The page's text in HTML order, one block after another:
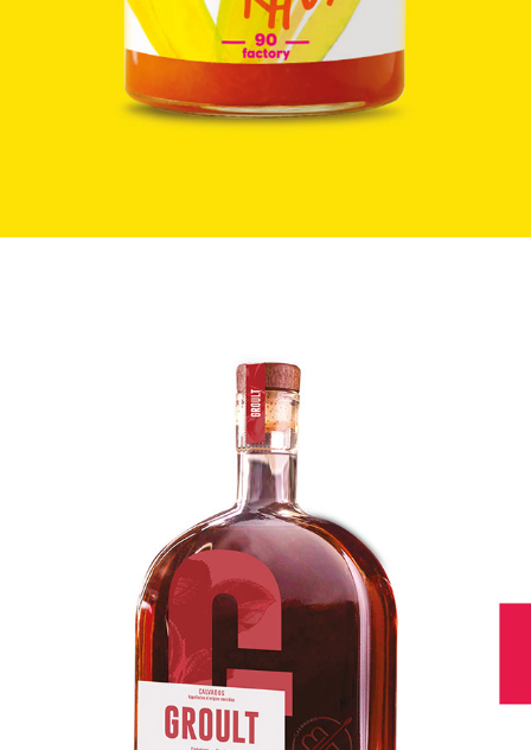
PACKAGING - CALVADOS
2023